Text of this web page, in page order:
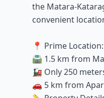
the Matara-
convenient
📍 Prime Location:
🛣️ 1.5 km from
🚂 Only 250
🚗 5 km from